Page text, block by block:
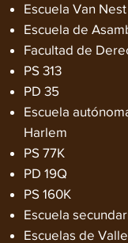
Escuela Van Nest
Escuela de
Facultad de
PS 313
PD 35
Escuela
Harlem
PS 77K
PD 19Q
PS 160K
Escuela
Escuelas de